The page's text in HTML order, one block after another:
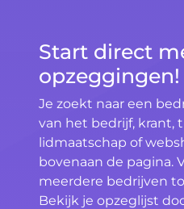
Start direct
opzeggingen!
Je zoekt naar een
van het bedrijf, krant,
lidmaatschap of
bovenaan de pagina.
meerdere bedrijven
Bekijk je opzeglijst